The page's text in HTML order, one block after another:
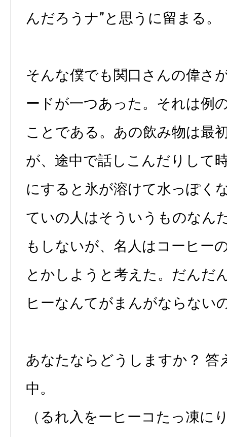
んだろうナ”と思うに留まる。
そんな僕でも関口さんの偉さ
ードが一つあった。それは例
ことである。あの飲み物は最
が、途中で話しこんだりして
にすると氷が溶けて水っぽく
ていの人はそういうものなん
もしないが、名人はコーヒー
とかしようと考えた。だんだ
ヒーなんてがまんがならない
あなたならどうしますか？ 答
中。
（るれ入をーヒーコたっ凍に